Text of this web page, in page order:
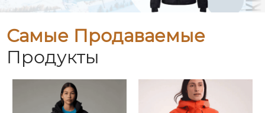
Самые Продаваемые
Продукты